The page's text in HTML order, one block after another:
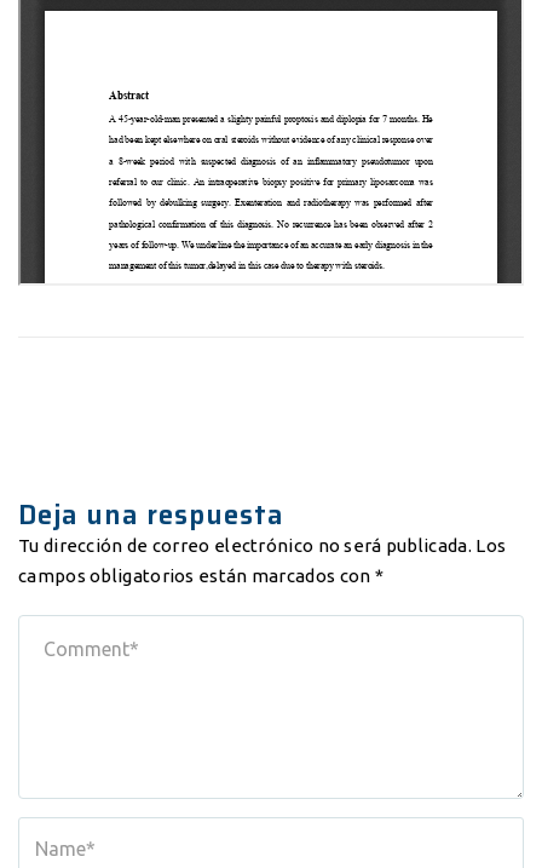
Deja una respuesta
Tu dirección de correo electrónico no será publicada. Los
campos obligatorios están marcados con *